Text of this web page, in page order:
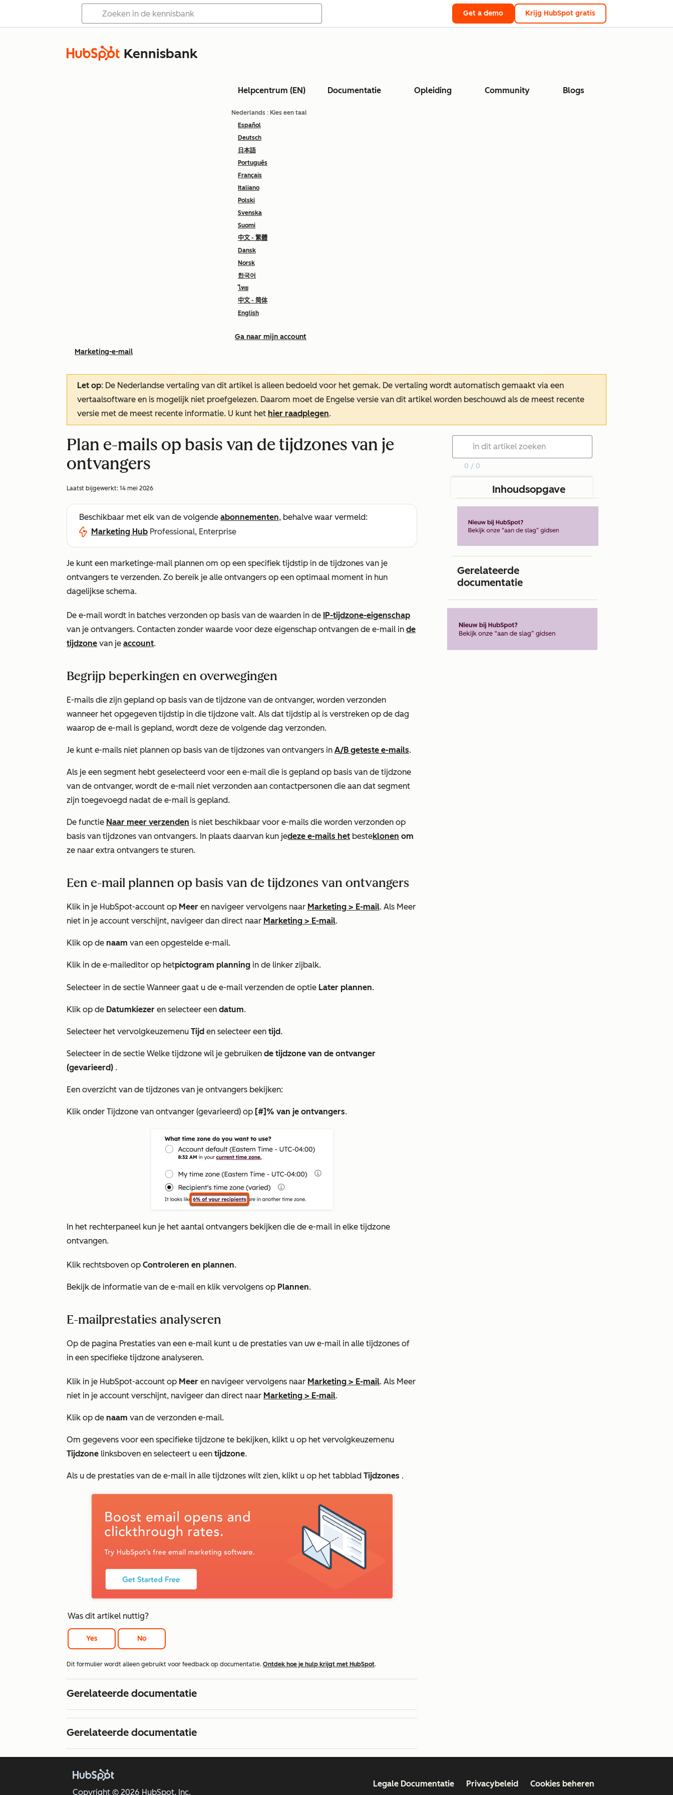
Get a demo Krijg HubSpot gratis
Kennisbank
Helpcentrum (EN) Documentatie Opleiding Community Blogs
Nederlands : Kies een taal
Español
Deutsch
日本語
Português
Français
Italiano
Polski
Svenska
Suomi
中文 - 繁體
Dansk
Norsk
한국어
ไทย
中文 - 简体
English
Ga naar mijn account
Marketing-e-mail
Let op: De Nederlandse vertaling van dit artikel is alleen bedoeld voor het gemak. De vertaling wordt automatisch gemaakt via een
vertaalsoftware en is mogelijk niet proefgelezen. Daarom moet de Engelse versie van dit artikel worden beschouwd als de meest recente
versie met de meest recente informatie. U kunt het hier raadplegen.
Plan e-mails op basis van de tijdzones van je
ontvangers
Laatst bijgewerkt: 14 mei 2026
Beschikbaar met elk van de volgende abonnementen, behalve waar vermeld:
Marketing Hub Professional, Enterprise
Je kunt een marketinge-mail plannen om op een specifiek tijdstip in de tijdzones van je
ontvangers te verzenden. Zo bereik je alle ontvangers op een optimaal moment in hun
dagelijkse schema.
De e-mail wordt in batches verzonden op basis van de waarden in de IP-tijdzone-eigenschap
van je ontvangers. Contacten zonder waarde voor deze eigenschap ontvangen de e-mail in de
tijdzone van je account.
Begrijp beperkingen en overwegingen
E-mails die zijn gepland op basis van de tijdzone van de ontvanger, worden verzonden
wanneer het opgegeven tijdstip in die tijdzone valt. Als dat tijdstip al is verstreken op de dag
waarop de e-mail is gepland, wordt deze de volgende dag verzonden.
Je kunt e-mails niet plannen op basis van de tijdzones van ontvangers in A/B geteste e-mails.
Als je een segment hebt geselecteerd voor een e-mail die is gepland op basis van de tijdzone
van de ontvanger, wordt de e-mail niet verzonden aan contactpersonen die aan dat segment
zijn toegevoegd nadat de e-mail is gepland.
De functie Naar meer verzenden is niet beschikbaar voor e-mails die worden verzonden op
basis van tijdzones van ontvangers. In plaats daarvan kun jedeze e-mails het besteklonen om
ze naar extra ontvangers te sturen.
Een e-mail plannen op basis van de tijdzones van ontvangers
Klik in je HubSpot-account op Meer en navigeer vervolgens naar Marketing > E-mail. Als Meer
niet in je account verschijnt, navigeer dan direct naar Marketing > E-mail.
Klik op de naam van een opgestelde e-mail.
Klik in de e-maileditor op hetpictogram planning in de linker zijbalk.
Selecteer in de sectie Wanneer gaat u de e-mail verzenden de optie Later plannen.
Klik op de Datumkiezer en selecteer een datum.
Selecteer het vervolgkeuzemenu Tijd en selecteer een tijd.
Selecteer in de sectie Welke tijdzone wil je gebruiken de tijdzone van de ontvanger
(gevarieerd) .
Een overzicht van de tijdzones van je ontvangers bekijken:
Klik onder Tijdzone van ontvanger (gevarieerd) op [#]% van je ontvangers.
In het rechterpaneel kun je het aantal ontvangers bekijken die de e-mail in elke tijdzone
ontvangen.
Klik rechtsboven op Controleren en plannen.
Bekijk de informatie van de e-mail en klik vervolgens op Plannen.
E-mailprestaties analyseren
Op de pagina Prestaties van een e-mail kunt u de prestaties van uw e-mail in alle tijdzones of
in een specifieke tijdzone analyseren.
Klik in je HubSpot-account op Meer en navigeer vervolgens naar Marketing > E-mail. Als Meer
niet in je account verschijnt, navigeer dan direct naar Marketing > E-mail.
Klik op de naam van de verzonden e-mail.
Om gegevens voor een specifieke tijdzone te bekijken, klikt u op het vervolgkeuzemenu
Tijdzone linksboven en selecteert u een tijdzone.
Als u de prestaties van de e-mail in alle tijdzones wilt zien, klikt u op het tabblad Tijdzones .
Was dit artikel nuttig?
Yes No
Dit formulier wordt alleen gebruikt voor feedback op documentatie. Ontdek hoe je hulp krijgt met HubSpot.
Gerelateerde documentatie
Gerelateerde documentatie
0 / 0
Inhoudsopgave
Gerelateerde
documentatie
Copyright © 2026 HubSpot, Inc.
Legale Documentatie Privacybeleid Cookies beheren